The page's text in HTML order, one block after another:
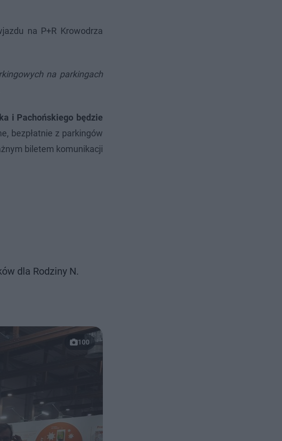
na P+R Krowodrza
na parkingach
i Pachońskiego będzie
bezpłatnie z parkingów
biletem komunikacji
dla Rodziny N.
100